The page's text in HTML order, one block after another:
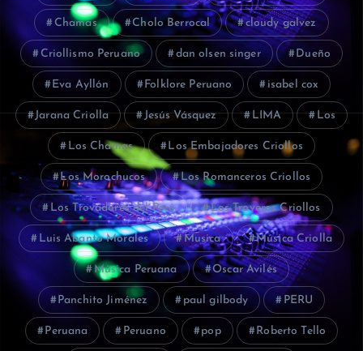
Chamas Cholo Berrocal cloudy galvez
Criollismo Peruano dan olsen singer Dueño
Eva Ayllón Folklore Peruano isabel cox
Jarana Criolla Jesús Vásquez LIMA Los
Los Chamas Los Embajadores Criollos
Los Morochucos Los Romanceros Criollos
Los Trovadores del Perú Los Troveros Criollos
Luis Abanto Morales Musica Música Criolla
Música Peruana Oscar Avilés
Panchito Jiménez paul gilbody PERU
Peruana Peruano pop Roberto Tello